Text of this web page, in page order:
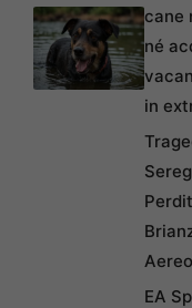
cane
né
in
Aereo
EA